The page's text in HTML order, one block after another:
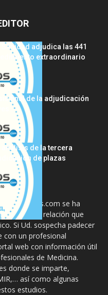
Sanidad adjudica las 441
extraordinario
final de la adjudicación
análisis de la tercera
de plazas
se ha
la relación que
Si Ud. sospecha padecer
con un profesional
web con información útil
de Medicina.
donde se imparte,
así como algunas
estudios.